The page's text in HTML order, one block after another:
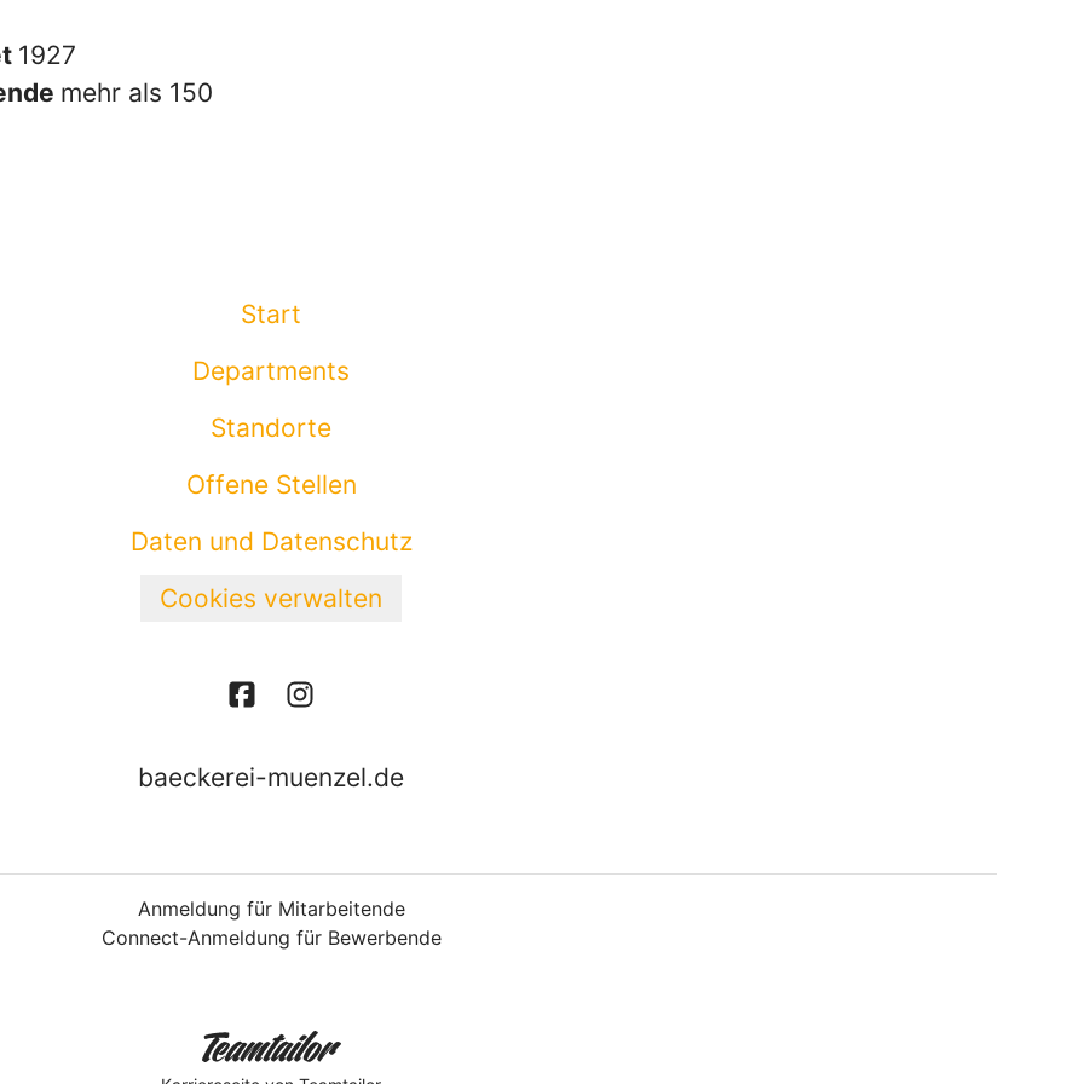
1927
mehr als 150
Start
Departments
Standorte
Offene Stellen
Daten und Datenschutz
Cookies verwalten
baeckerei-muenzel.de
Anmeldung für Mitarbeitende
Connect-Anmeldung für Bewerbende